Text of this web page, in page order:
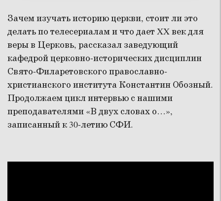
Зачем изучать историю церкви, стоит ли это
делать по телесериалам и что дает XX век для
веры в Церковь, рассказал заведующий
кафедрой церковно-исторических дисциплин
Свято-Филаретовского православно-
христианского института Константин Обозный.
Продолжаем цикл интервью с нашими
преподавателями «В двух словах о…»,
записанный к 30-летию СФИ.